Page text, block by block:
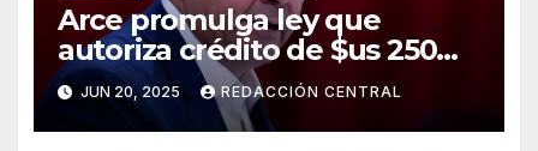
Arce promulga ley que
autoriza crédito de $us 250
millones del BID para
emergencias
JUN 20, 2025 REDACCIÓN CENTRAL